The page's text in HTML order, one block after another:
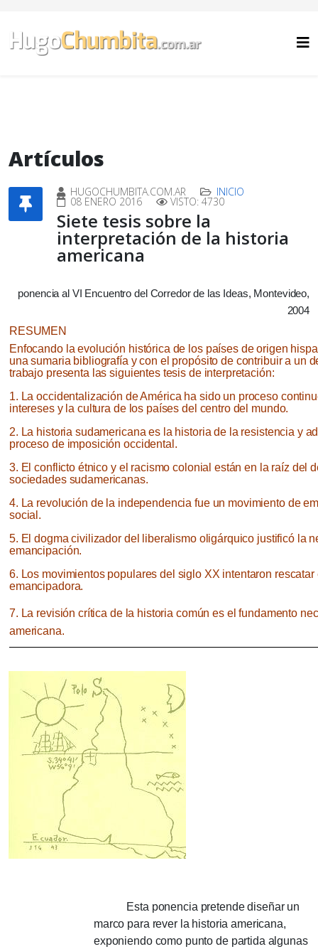
Artículos
HUGOCHUMBITA.COM.AR INICIO
08 ENERO 2016 VISTO: 4730
Siete tesis sobre la
interpretación de la historia
americana
ponencia al VI Encuentro del Corredor de las Ideas, Montevideo,
2004
RESUMEN
Enfocando la evolución histórica de los países de origen
una sumaria bibliografía y con el propósito de contribuir a un
trabajo presenta las siguientes tesis de interpretación:
1. La occidentalización de América ha sido un proceso
intereses y la cultura de los países del centro del mundo.
2. La historia sudamericana es la historia de la resistencia y
proceso de imposición occidental.
3. El conflicto étnico y el racismo colonial están en la raíz del
sociedades sudamericanas.
4. La revolución de la independencia fue un movimiento de
social.
5. El dogma civilizador del liberalismo oligárquico justificó la
emancipación.
6. Los movimientos populares del siglo XX intentaron
emancipadora.
7. La revisión crítica de la historia común es el fundamento
americana.
Esta ponencia pretende diseñar un
marco para rever la historia americana,
exponiendo como punto de partida algunas